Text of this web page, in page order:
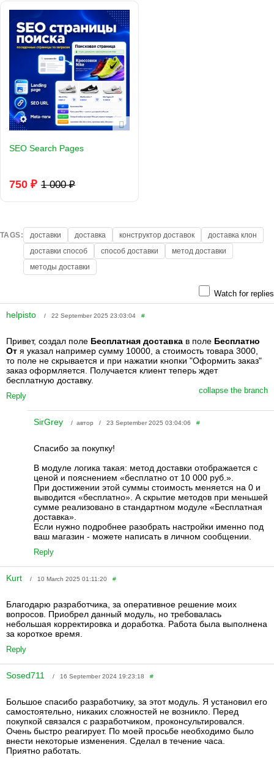
SEO Search Pages
750 ₽ 1 000 ₽
TAGS: доставки доставка конструктор доставок
доставка клон
доставки способ
способ доставки
метод доставки
методы доставки
Watch for replies
helpisto / 22 September 2025 23:03:04 #
Привет, создал поле Бесплатная доставка в поле Бесплатно
От я указал например сумму 10000, а стоимость товара 3000,
то поле не скрывается и при нажатии кнопки "Оформить заказ"
заказ оформляется. Получается клиент теперь ждет
бесплатную доставку.
Reply
collapse the branch
SirGrey / автор / 23 September 2025 03:04:06 #
Спасибо за покупку!
В модуле логика такая: метод доставки отображается с
ценой и пояснением «бесплатно от 10 000 руб.».
При достижении этой суммы стоимость меняется на 0 и
выводится «бесплатно». А скрытие методов при меньшей
сумме реализовано в стандартном модуле «Бесплатная
доставка».
Если нужно подробнее разобрать настройки именно под
ваш магазин - можете написать в личном сообщении.
Reply
Kurt / 10 March 2025 01:11:20 #
Благодарю разработчика, за оперативное решение моих
вопросов. Приобрел данный модуль, но требовалась
небольшая корректировка и доработка. Работа была выполнена
за короткое время.
Reply
Sosed711 / 16 September 2024 19:23:18 #
Большое спасибо разработчику, за этот модуль. Я установил его
самостоятельно, никаких сложностей не возникло. Перед
покупкой связался с разработчиком, проконсультировался.
Очень быстро реагирует. По моей просьбе необходимо было
внести некоторые изменения. Сделал в течение часа.
Приятно работать.